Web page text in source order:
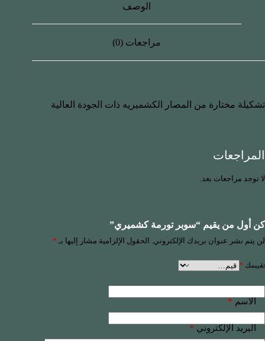
الوصف
مراجعات (0)
تشكيلة مختارة من المصار الكشميريه ذات الجودة العالية
المراجعات
لا توجد مراجعات بعد.
كن أول من يقيم “سوبر تورمة كشميري”
لن يتم نشر عنوان بريدك الإلكتروني. الحقول الإلزامية مشار إليها بـ *
تقييمك *
الاسم*
البريد الإلكتروني*